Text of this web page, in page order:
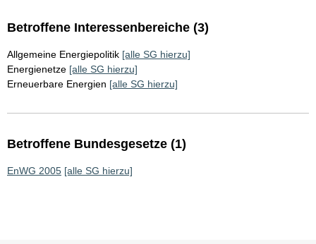
Betroffene Interessenbereiche (3)
Allgemeine Energiepolitik [alle SG hierzu]
Energienetze [alle SG hierzu]
Erneuerbare Energien [alle SG hierzu]
Betroffene Bundesgesetze (1)
EnWG 2005 [alle SG hierzu]